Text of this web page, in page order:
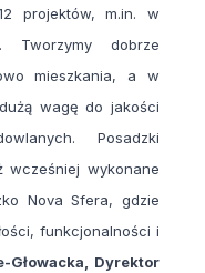
projektów, m.in. w
Tworzymy dobrze
mieszkania, a w
wagę do jakości
Posadzki
wcześniej wykonane
Nova Sfera, gdzie
funkcjonalności i
Głowacka, Dyrektor